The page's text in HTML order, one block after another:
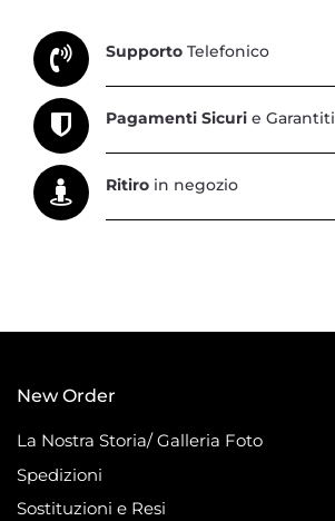
Supporto Telefonico
Pagamenti Sicuri e Garantiti
Ritiro in negozio
New Order
La Nostra Storia/ Galleria Foto
Spedizioni
Sostituzioni e Resi